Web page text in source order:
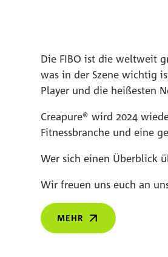
Die FIBO ist die weltweit
was in der Szene wichtig
Player und die heißesten
Creapure® wird 2024
Fitnessbranche und eine
Wer sich einen Überblick
Wir freuen uns euch an
MEHR